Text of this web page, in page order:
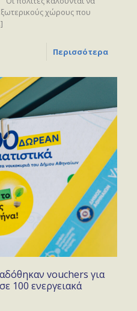
χώρους που
Περισσότερα
vouchers για
100 ενεργειακά